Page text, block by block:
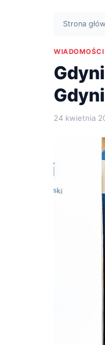
Strona
WIADOMOŚCI
24 kwietnia